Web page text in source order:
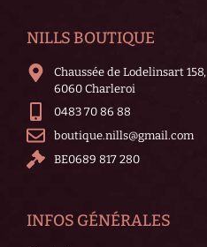
NILLS BOUTIQUE
Chaussée de Lodelinsart 158,
6060 Charleroi
0483 70 86 88
boutique.nills@gmail.com
BE0689 817 280
INFOS GÉNÉRALES